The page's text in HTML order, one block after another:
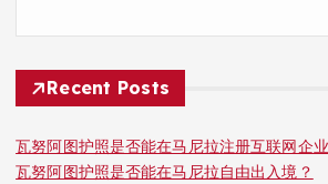
Recent Posts
瓦努阿图护照是否能在马尼拉注册互联网企
瓦努阿图护照是否能在马尼拉自由出入境？